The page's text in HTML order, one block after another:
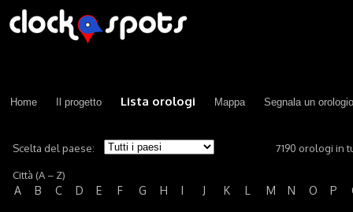
Home Il progetto Lista orologi Mappa Segnala un orologio
Scelta del paese: 7190 orologi in
Città (A – Z)
A B C D E F G H I J K L M N O P